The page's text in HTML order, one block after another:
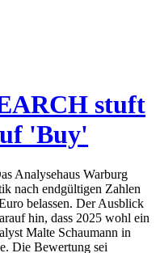
stuft
'Buy'
Analysehaus Warburg
nach endgültigen Zahlen
belassen. Der Ausblick
hin, dass 2025 wohl ein
Malte Schaumann in
Die Bewertung sei